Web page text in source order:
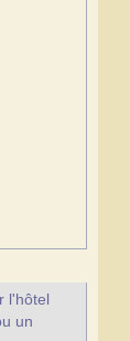
l'hôtel
un